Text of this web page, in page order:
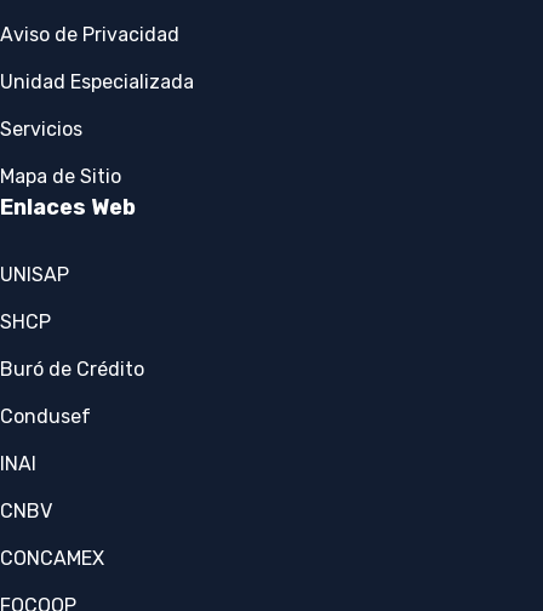
Aviso de Privacidad
Unidad Especializada
Servicios
Mapa de Sitio
Enlaces Web
UNISAP
SHCP
Buró de Crédito
Condusef
INAI
CNBV
CONCAMEX
FOCOOP